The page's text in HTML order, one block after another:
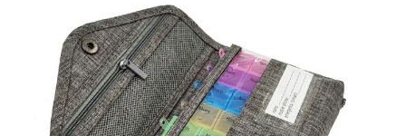
PRODUKTE
ÜBER
UNS